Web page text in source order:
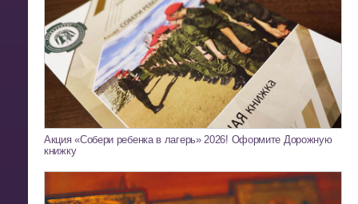
Акция «Собери ребенка в лагерь» 2026! Оформите Дорожную
книжку